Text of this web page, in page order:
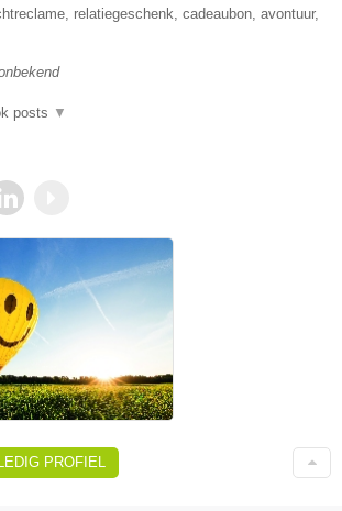
relatiegeschenk, cadeaubon, avontuur,
posts ▼
PROFIEL